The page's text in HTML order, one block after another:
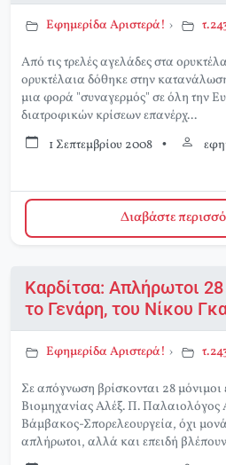
Εφημερίδα Αριστερά! ›
Από τις τρελές αγελάδες στα
ορυκτέλαια δόθηκε στην
μια φορά "συναγερμός" σε όλη την
διατροφικών κρίσεων επανέρχ...
1 Σεπτεμβρίου 2008 •
Διαβάστε
Καρδίτσα: Απλήρωτοι
το Γενάρη, του Νίκου
Εφημερίδα Αριστερά! ›
Σε απόγνωση βρίσκονται 28
Βιομηχανίας Αλέξ. Π.
Βάμβακος-Σπορελεουργεία, όχι
απλήρωτοι, αλλά και επειδή